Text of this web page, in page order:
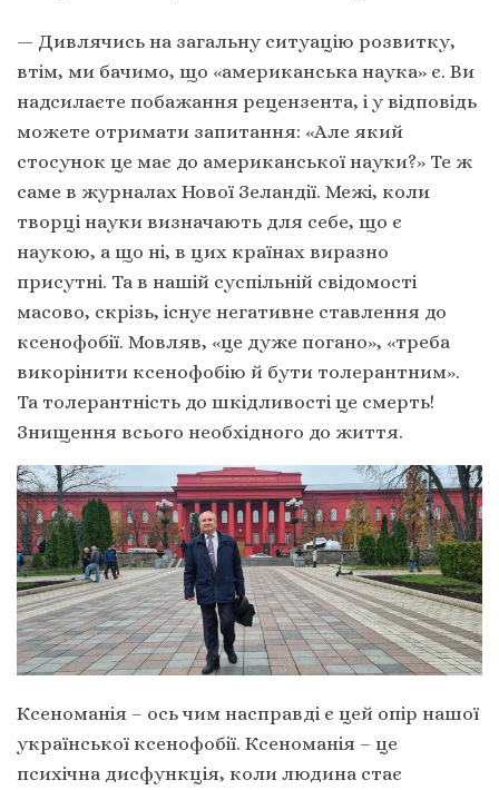
— Дивлячись на загальну ситуацію розвитку,
втім, ми бачимо, що «американська наука» є. Ви
надсилаєте побажання рецензента, і у відповідь
можете отримати запитання: «Але який
стосунок це має до американської науки?» Те ж
саме в журналах Нової Зеландії. Межі, коли
творці науки визначають для себе, що є
наукою, а що ні, в цих країнах виразно
присутні. Та в нашій суспільній свідомості
масово, скрізь, існує негативне ставлення до
ксенофобії. Мовляв, «це дуже погано», «треба
викорінити ксенофобію й бути толерантним».
Та толерантність до шкідливості це смерть!
Знищення всього необхідного до життя.
Ксеноманія – ось чим насправді є цей опір нашої
української ксенофобії. Ксеноманія – це
психічна дисфункція, коли людина стає